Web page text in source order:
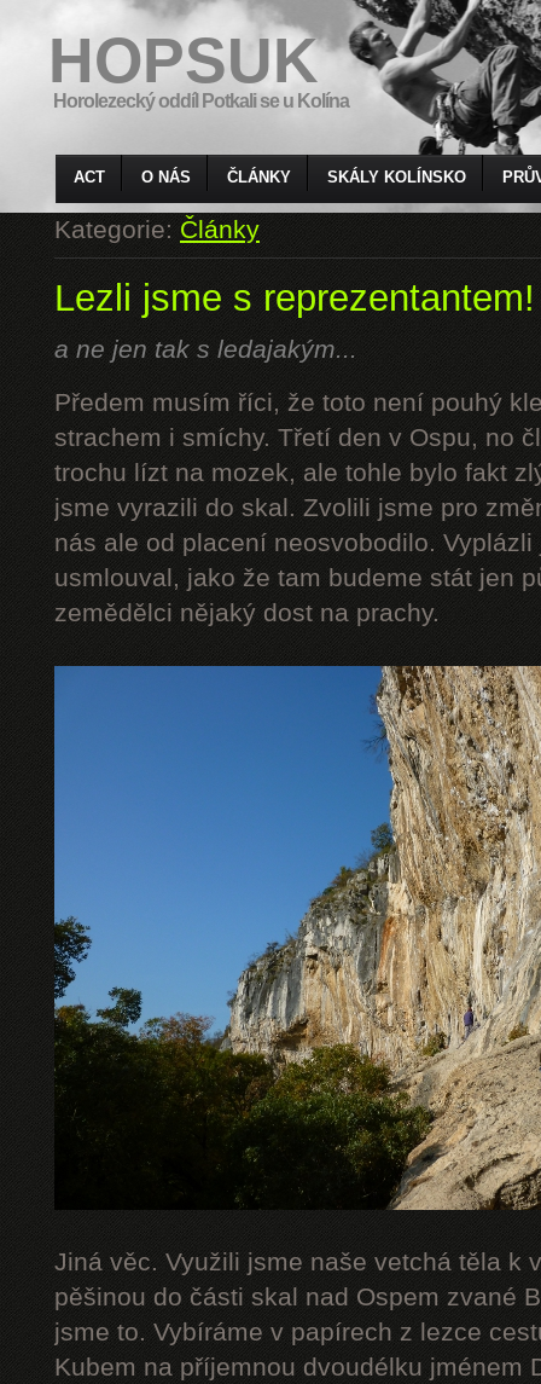
HOPSUK
Horolezecký oddíl Potkali se u Kolína
ACT O NÁS ČLÁNKY SKÁLY KOLÍNSKO
Kategorie:Články
Lezli jsme s reprezentantem!
a ne jen tak s ledajakým...
Předem musím říci, že toto není pouhý
strachem i smíchy. Třetí den v Ospu, no
trochu lízt na mozek, ale tohle bylo fakt
jsme vyrazili do skal. Zvolili jsme pro
nás ale od placení neosvobodilo.
usmlouval, jako že tam budeme stát jen
zemědělci nějaký dost na prachy.
Jiná věc. Využili jsme naše vetchá těla k
pěšinou do části skal nad Ospem zvané
jsme to. Vybíráme v papírech z lezce
Kubem na příjemnou dvoudélku jménem